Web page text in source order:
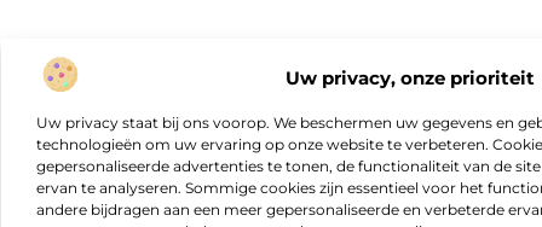
Uw privacy, onze prioriteit
Uw privacy staat bij ons voorop. We beschermen uw gegevens en
technologieën om uw ervaring op onze website te verbeteren.
gepersonaliseerde advertenties te tonen, de functionaliteit van de
ervan te analyseren. Sommige cookies zijn essentieel voor het
andere bijdragen aan een meer gepersonaliseerde en verbeterde